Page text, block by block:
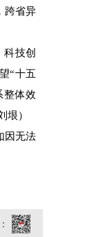
跨省异
技创
“十五
整体效
垠）
因无法